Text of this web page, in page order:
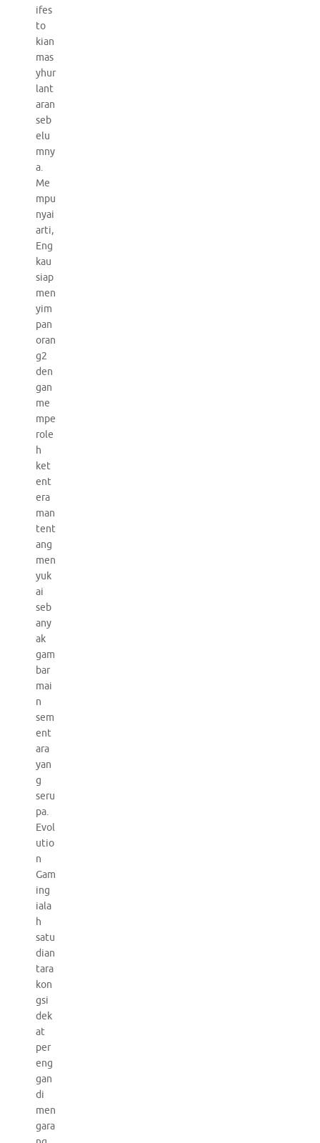
ifes
to
kian
mas
yhur
lant
aran
seb
elu
mny
a.
Me
mpu
nyai
arti,
Eng
kau
siap
men
yim
pan
oran
g2
den
gan
me
mpe
role
h
ket
ent
era
man
tent
ang
men
yuk
ai
seb
any
ak
gam
bar
mai
n
sem
ent
ara
yan
g
seru
pa.
Evol
utio
n
Gam
ing
iala
h
satu
dian
tara
kon
gsi
dek
at
per
eng
gan
di
men
gara